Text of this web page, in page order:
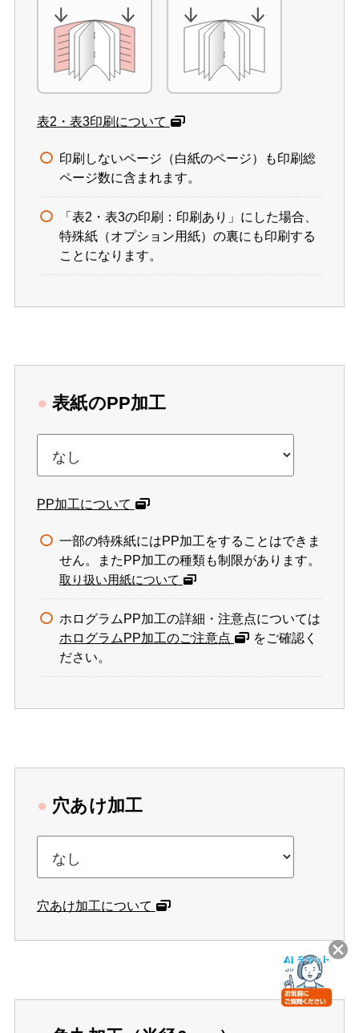
表2・表3印刷について
印刷しないページ（白紙のページ）も印刷総
ページ数に含まれます。
「表2・表3の印刷：印刷あり」にした場合、
特殊紙（オプション用紙）の裏にも印刷する
ことになります。
● 表紙のPP加工
PP加工について
一部の特殊紙にはPP加工をすることはできま
せん。またPP加工の種類も制限があります。
取り扱い用紙について
ホログラムPP加工の詳細・注意点については
ホログラムPP加工のご注意点
をご確認く
ださい。
● 穴あけ加工
穴あけ加工について